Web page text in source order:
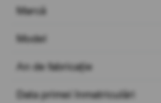
Marcă
Model
An de fabricație
Data primei înmatriculări